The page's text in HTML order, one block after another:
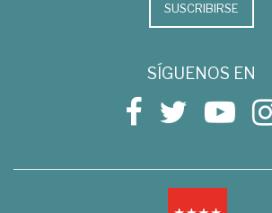
SUSCRIBIRSE
SÍGUENOS EN